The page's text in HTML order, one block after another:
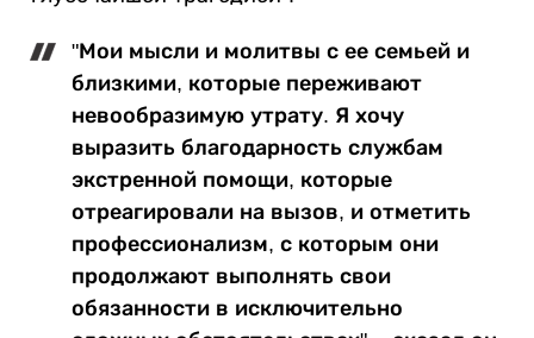
"Мои мысли и молитвы с ее семьей и
близкими, которые переживают
невообразимую утрату. Я хочу
выразить благодарность службам
экстренной помощи, которые
отреагировали на вызов, и отметить
профессионализм, с которым они
продолжают выполнять свои
обязанности в исключительно